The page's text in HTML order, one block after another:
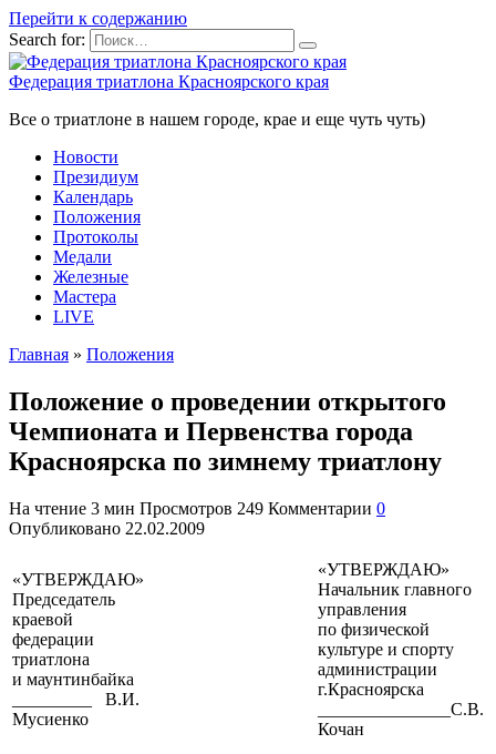
Перейти к содержанию
Search for:
Федерация триатлона Красноярского края
Все о триатлоне в нашем городе, крае и еще чуть чуть)
Новости
Президиум
Календарь
Положения
Протоколы
Медали
Железные
Мастера
LIVE
Главная » Положения
Положение о проведении открытого
Чемпионата и Первенства города
Красноярска по зимнему триатлону
На чтение 3 мин Просмотров 249 Комментарии 0
Опубликовано 22.02.2009
«УТВЕРЖДАЮ»
Председатель
краевой
федерации
триатлона
и маунтинбайка
_________ В.И.
Мусиенко
«УТВЕРЖДАЮ»
Начальник главного
управления
по физической
культуре и спорту
администрации
г.Красноярска
_______________С.В.
Кочан